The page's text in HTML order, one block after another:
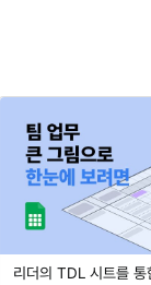
리더의 TDL 시트를